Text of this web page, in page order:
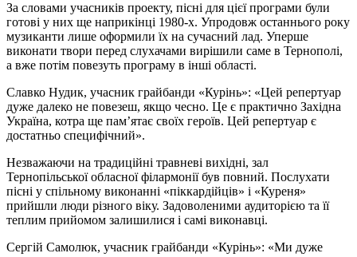
За словами учасників проекту, пісні для цієї програми були
готові у них ще наприкінці 1980-х. Упродовж останнього року
музиканти лише оформили їх на сучасний лад. Уперше
виконати твори перед слухачами вирішили саме в Тернополі,
а вже потім повезуть програму в інші області.
Славко Нудик, учасник грайбанди «Курінь»: «Цей репертуар
дуже далеко не повезеш, якщо чесно. Це є практично Західна
Україна, котра ще пам’ятає своїх героїв. Цей репертуар є
достатньо специфічний».
Незважаючи на традиційні травневі вихідні, зал
Тернопільської обласної філармонії був повний. Послухати
пісні у спільному виконанні «піккардійців» і «Куреня»
прийшли люди різного віку. Задоволеними аудиторією та її
теплим прийомом залишилися і самі виконавці.
Сергій Самолюк, учасник грайбанди «Курінь»: «Ми дуже